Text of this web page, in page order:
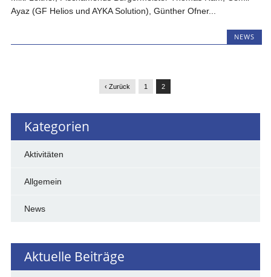
Ayaz (GF Helios und AYKA Solution), Günther Ofner...
NEWS
‹ Zurück 1 2
Kategorien
Aktivitäten
Allgemein
News
Aktuelle Beiträge